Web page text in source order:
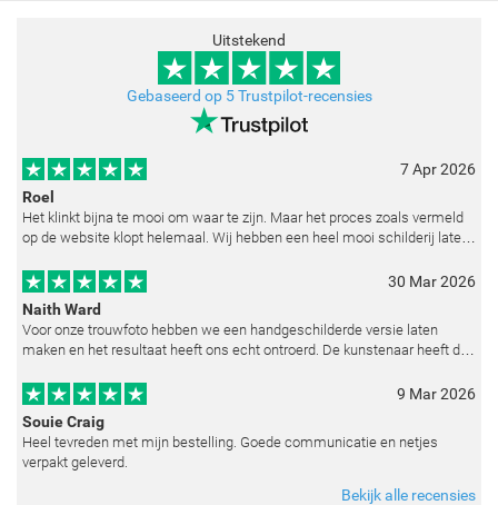
Uitstekend
Gebaseerd op 5 Trustpilot-recensies
7 Apr 2026
Roel
Het klinkt bijna te mooi om waar te zijn. Maar het proces zoals vermeld
op de website klopt helemaal. Wij hebben een heel mooi schilderij laten
30 Mar 2026
Naith Ward
Voor onze trouwfoto hebben we een handgeschilderde versie laten
maken en het resultaat heeft ons echt ontroerd. De kunstenaar heeft de
9 Mar 2026
Souie Craig
Heel tevreden met mijn bestelling. Goede communicatie en netjes
verpakt geleverd.
Bekijk alle recensies